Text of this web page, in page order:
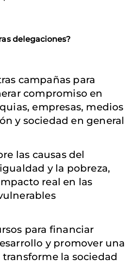
delegaciones?
campañas para
compromiso en
empresas, medios
y sociedad en general
las causas del
y la pobreza,
real en las
para financiar
y promover una
la sociedad